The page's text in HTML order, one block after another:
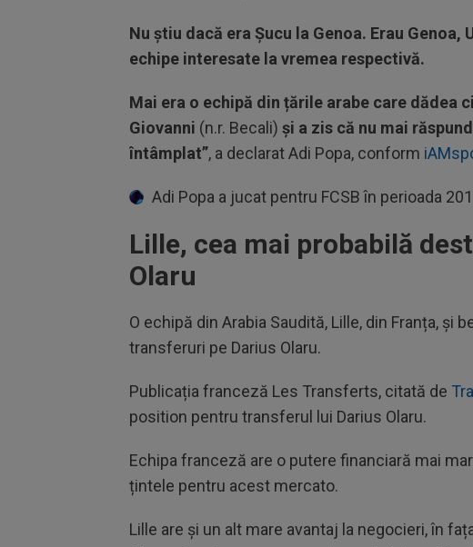
Nu știu dacă era Șucu la Genoa. Erau
echipe interesate la vremea respectivă.
Mai era o echipă din țările arabe care dădea
Giovanni (n.r. Becali) și a zis că nu mai
întâmplat”, a declarat Adi Popa, conform
Adi Popa a jucat pentru FCSB în perioada
Lille, cea mai probabilă
Olaru
O echipă din Arabia Saudită, Lille, din Franța, și
transferuri pe Darius Olaru.
Publicația franceză Les Transferts, citată de
position pentru transferul lui Darius Olaru.
Echipa franceză are o putere financiară mai
țintele pentru acest mercato.
Lille are și un alt mare avantaj la negocieri, în